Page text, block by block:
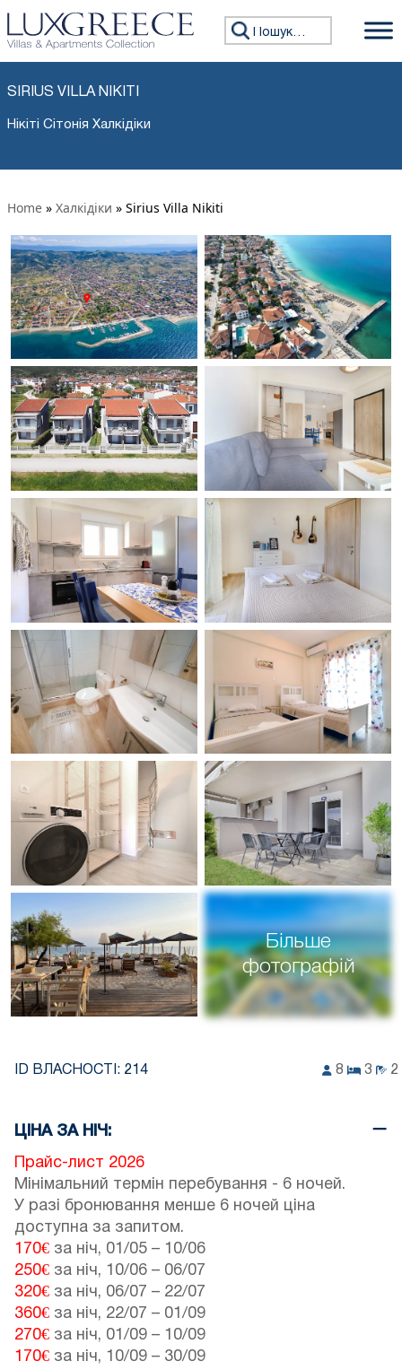
Пошук:
SIRIUS VILLA NIKITI
Нікіті Сітонія Халкідіки
Home » Халкідіки » Sirius Villa Nikiti
Більше
фотографій
ID ВЛАСНОСТІ: 214 8 3 2
ЦІНА ЗА НІЧ:
Прайс-лист 2026
Мінімальний термін перебування - 6 ночей.
У разі бронювання менше 6 ночей ціна
доступна за запитом.
170€ за ніч, 01/05 – 10/06
250€ за ніч, 10/06 – 06/07
320€ за ніч, 06/07 – 22/07
360€ за ніч, 22/07 – 01/09
270€ за ніч, 01/09 – 10/09
170€ за ніч, 10/09 – 30/09